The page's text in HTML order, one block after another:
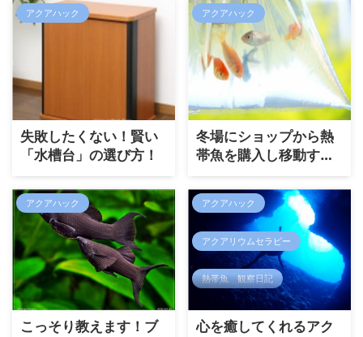
アクアハック
失敗したくない！賢い
「水槽台」の選び方！
アクアハック
冬場にショップから熱
帯魚を購入し移動する
際の注意点
アクアハック
こっそり教えます！ブ
アクアハック
アクアリウムセラピー
熱帯魚 観察日記
心を癒してくれるアク